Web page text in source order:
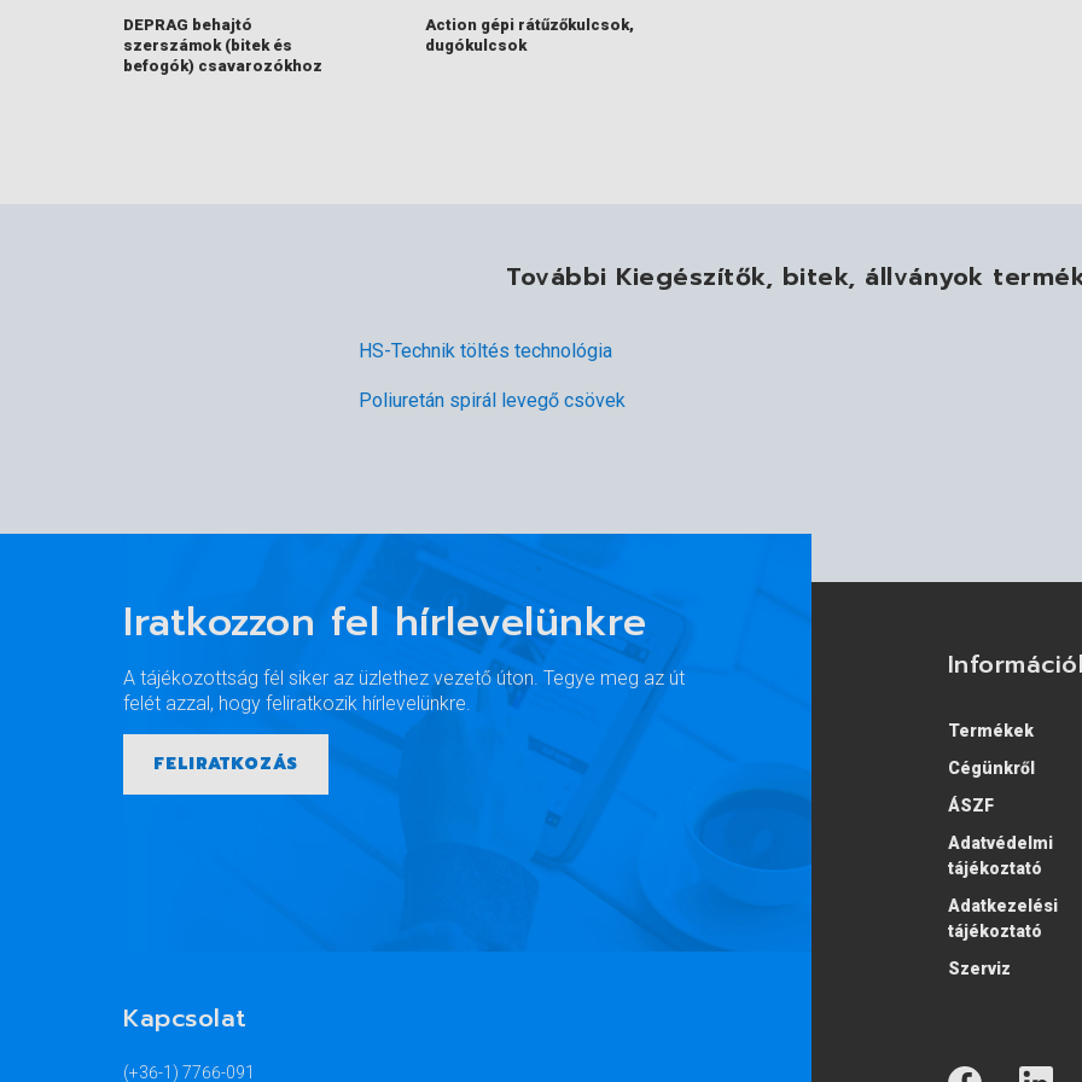
DEPRAG behajtó
szerszámok (bitek és
befogók) csavarozókhoz
Action gépi rátűzőkulcsok,
dugókulcsok
További Kiegészítők, bitek, állványok
HS-Technik töltés technológia
Poliuretán spirál levegő csövek
Iratkozzon fel hírlevelünkre
A tájékozottság fél siker az üzlethez vezető úton. Tegye meg az út
felét azzal, hogy feliratkozik hírlevelünkre.
FELIRATKOZÁS
Kapcsolat
(+36-1) 7766-091
Termékek
Cégünkről
ÁSZF
Adatvédelmi
tájékoztató
Adatkezelési
tájékoztató
Szerviz